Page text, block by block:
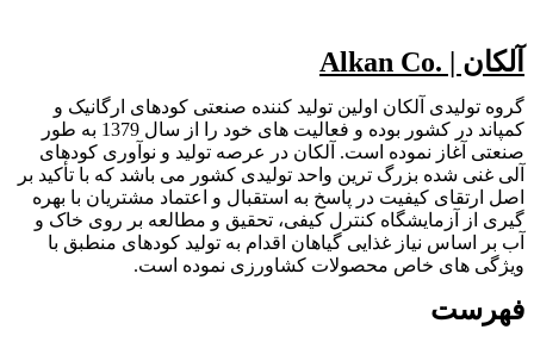
آلکان | .Alkan Co
گروه تولیدی آلکان اولین تولید کننده صنعتی کودهای ارگانیک و
کمپاند در کشور بوده و فعالیت های خود را از سال 1379 به طور
صنعتی آغاز نموده است. آلکان در عرصه تولید و نوآوری کودهای
آلی غنی شده بزرگ ترین واحد تولیدی کشور می باشد که با تأکید بر
اصل ارتقای کیفیت در پاسخ به استقبال و اعتماد مشتریان با بهره
گیری از آزمایشگاه کنترل کیفی، تحقیق و مطالعه بر روی خاک و
آب بر اساس نیاز غذایی گیاهان اقدام به تولید کودهای منطبق با
ویژگی های خاص محصولات کشاورزی نموده است.
فهرست